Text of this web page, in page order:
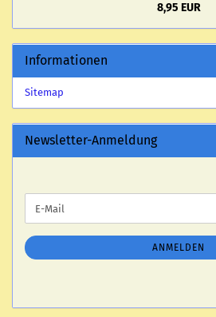
8,95 EUR
Informationen
Sitemap
Newsletter-Anmeldung
ZUR
ANMELDUNG
E-
Mail
ANMELDEN